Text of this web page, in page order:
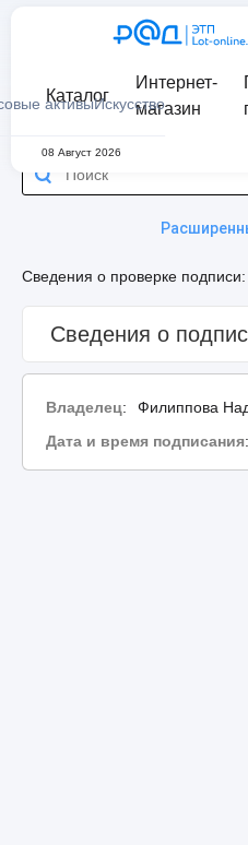
активыИскусство
Каталог
Интернет-
магазин
08 Август 2026
Сведения о проверке подписи:
Сведения о
Владелец:
Филиппова
Дата и время подписания: